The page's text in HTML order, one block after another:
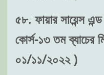
৫৮. ফায়ার সায়েন্স
কোর্স-১৩ তম ব্যাচের
০১/১১/২০২২ )